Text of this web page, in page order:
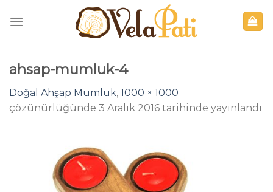
ahsap-mumluk-4
Doğal Ahşap Mumluk, 1000 × 1000
çözünürlüğünde 3 Aralık 2016 tarihinde yayınlandı